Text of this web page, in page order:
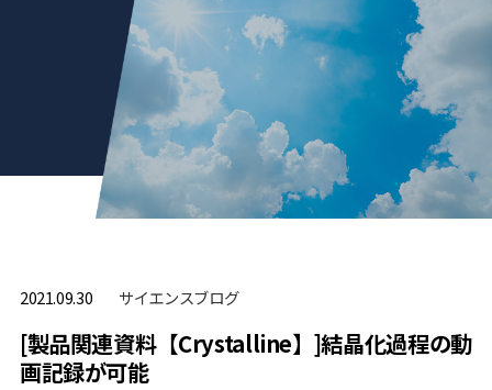
2021.09.30 サイエンスブログ
[製品関連資料【Crystalline】]結晶化過程の動
画記録が可能